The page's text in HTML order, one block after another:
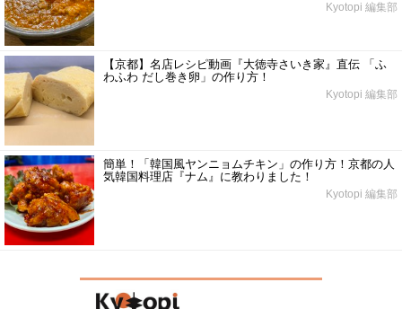
Kyotopi 編集部
【京都】名店レシピ動画『大徳寺さいき家』直伝 「ふ
わふわ だし巻き卵」の作り方！
Kyotopi 編集部
簡単！「韓国風ヤンニョムチキン」の作り方！京都の人
気韓国料理店『ナム』に教わりました！
Kyotopi 編集部